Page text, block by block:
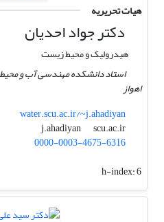
هیات تحریریه
دکتر جواد احدیان
هیدرولیک و محیط زیست
استاد دانشکده مهندسی آب و
اهواز
water.scu.ac.ir/~j.ahadiyan
j.ahadiyan
scu.ac.ir
0000-0003-4675-6316
h-index:6